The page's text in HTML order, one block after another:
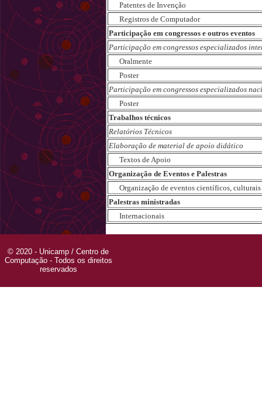
Patentes de Invenção
Registros de Computador
Participação em congressos e outros eventos
Participação em congressos especializados
Oralmente
Poster
Participação em congressos especializados
Poster
Trabalhos técnicos
Relatórios Técnicos
Elaboração de material de apoio didático
Textos de Apoio
Organização de Eventos e Palestras
Organização de eventos científicos, culturais
Palestras ministradas
Internacionais
© 2020 - Unicamp / Centro de
Computação - Todos os direitos
reservados